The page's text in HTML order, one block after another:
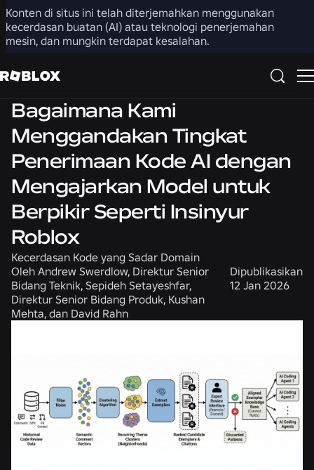
Konten di situs ini telah diterjemahkan menggunakan
kecerdasan buatan (AI) atau teknologi penerjemahan
mesin, dan mungkin terdapat kesalahan.
Bagikan
Bagaimana Kami
Menggandakan Tingkat
Penerimaan Kode AI dengan
Mengajarkan Model untuk
Berpikir Seperti Insinyur
Roblox
Kecerdasan Kode yang Sadar Domain
Oleh Andrew Swerdlow, Direktur Senior
Bidang Teknik, Sepideh Setayeshfar,
Direktur Senior Bidang Produk, Kushan
Mehta, dan David Rahn
Dipublikasikan
12 Jan 2026